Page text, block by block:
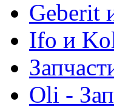
Geberit
Ifo и
Oli -